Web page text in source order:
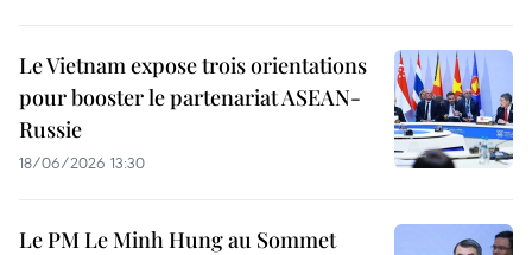
Le Vietnam expose trois orientations
pour booster le partenariat ASEAN-
Russie
18/06/2026 13:30
Le PM Le Minh Hung au Sommet